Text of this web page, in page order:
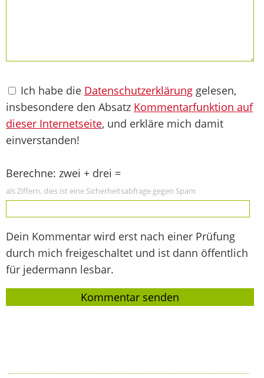
Ich habe die Datenschutzerklärung gelesen,
insbesondere den Absatz Kommentarfunktion auf
dieser Internetseite, und erkläre mich damit
einverstanden!
Berechne: zwei + drei =
als Ziffern, dies ist eine Sicherheitsabfrage gegen Spam
Dein Kommentar wird erst nach einer Prüfung
durch mich freigeschaltet und ist dann öffentlich
für jedermann lesbar.